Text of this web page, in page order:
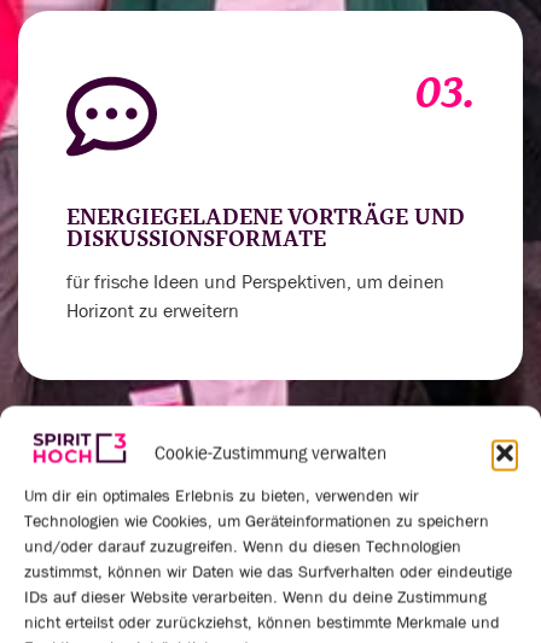
Cookie-Zustimmung verwalten
Um dir ein optimales Erlebnis zu bieten, verwenden wir
Technologien wie Cookies, um Geräteinformationen zu speichern
und/oder darauf zuzugreifen. Wenn du diesen Technologien
zustimmst, können wir Daten wie das Surfverhalten oder eindeutige
IDs auf dieser Website verarbeiten. Wenn du deine Zustimmung
nicht erteilst oder zurückziehst, können bestimmte Merkmale und
03.
ENERGIEGELADENE VORTRÄGE UND
DISKUSSIONSFORMATE
für frische Ideen und Perspektiven, um deinen
Horizont zu erweitern
04.
VERNETZUNGSRUNDEN UND
PRAXISAUSTAUSCH